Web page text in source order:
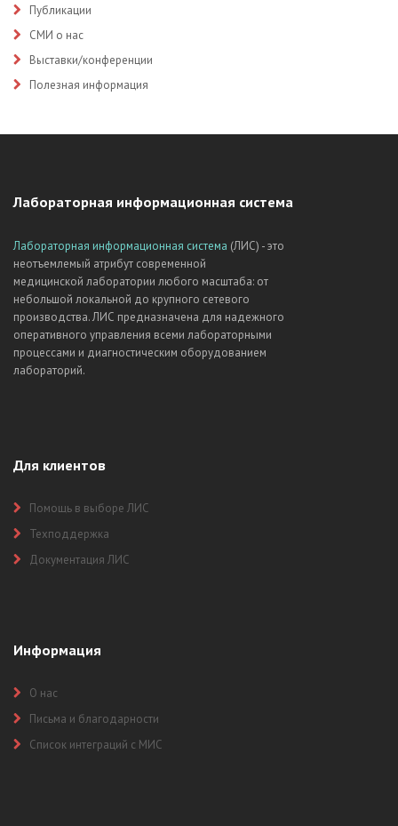
Публикации
СМИ о нас
Выставки/конференции
Полезная информация
Лабораторная информационная система
Лабораторная информационная система (ЛИС) - это
неотъемлемый атрибут современной
медицинской лаборатории любого масштаба: от
небольшой локальной до крупного сетевого
производства. ЛИС предназначена для надежного
оперативного управления всеми лабораторными
процессами и диагностическим оборудованием
лабораторий.
Для клиентов
Помощь в выборе ЛИС
Техподдержка
Документация ЛИС
Информация
О нас
Письма и благодарности
Список интеграций с МИС